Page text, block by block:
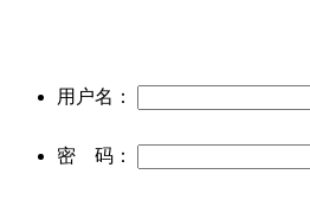
用户名：
密 码：